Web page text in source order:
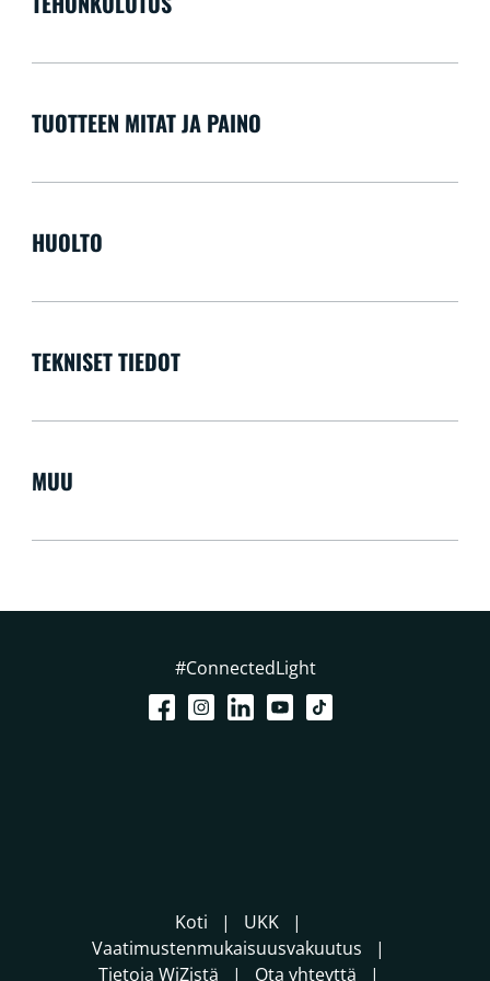
TUOTTEEN MITAT JA PAINO
HUOLTO
TEKNISET TIEDOT
MUU
#ConnectedLight
Koti
UKK
Vaatimustenmukaisuusvakuutus
Tietoja WiZistä
Ota yhteyttä